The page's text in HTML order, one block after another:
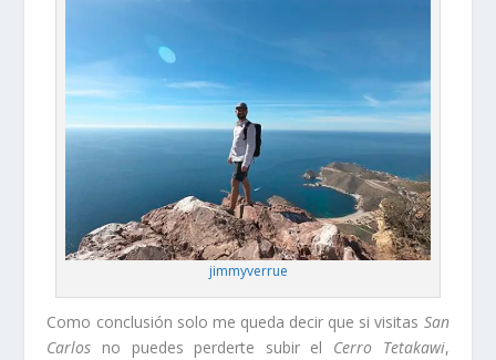
jimmyverrue
Como conclusión solo me queda decir que si visitas San
Carlos no puedes perderte subir el Cerro Tetakawi,